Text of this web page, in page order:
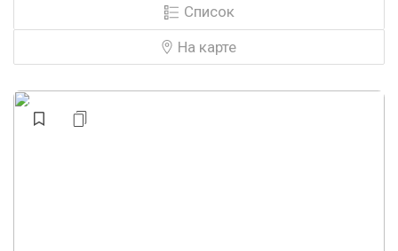
Список
На карте